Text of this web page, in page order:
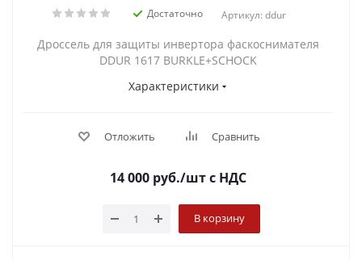
Достаточно Артикул: ddur
Дроссель для защиты инвертора фаскоснимателя
DDUR 1617 BURKLE+SCHOCK
Характеристики
Отложить Сравнить
14 000 руб./штс НДС
В корзину